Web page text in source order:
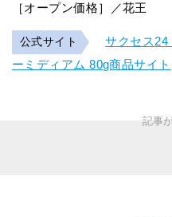
［オープン価格］／花王
公式サイト
サクセス24
ーミディアム 80g商品サイト